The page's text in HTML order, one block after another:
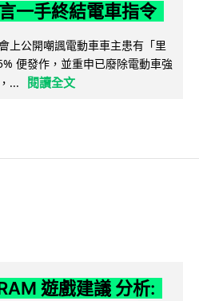
一手終結電車指令
上公開嘲諷電動車車主患有「里
便發作，並重申已廢除電動車強
...
閱讀全文
遊戲建議 分析: